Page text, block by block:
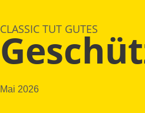
CLASSIC TUT GUTES
Mai 2026